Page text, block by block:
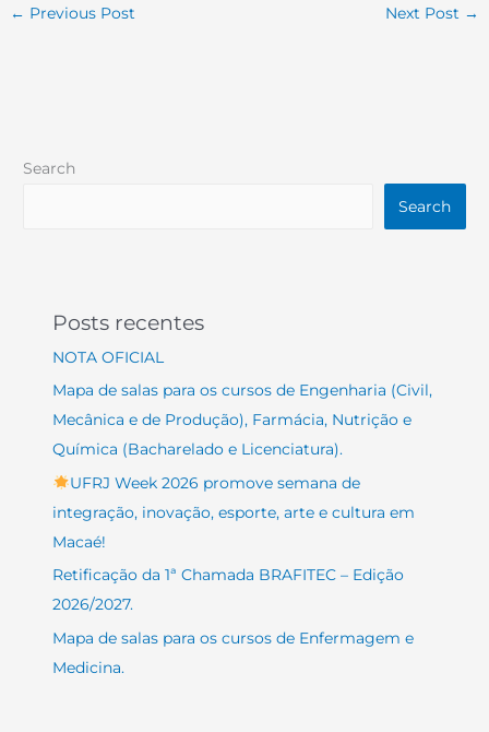
← Previous Post Next Post →
Search
Search
Posts recentes
NOTA OFICIAL
Mapa de salas para os cursos de Engenharia (Civil,
Mecânica e de Produção), Farmácia, Nutrição e
Química (Bacharelado e Licenciatura).
UFRJ Week 2026 promove semana de
integração, inovação, esporte, arte e cultura em
Macaé!
Retificação da 1ª Chamada BRAFITEC – Edição
2026/2027.
Mapa de salas para os cursos de Enfermagem e
Medicina.